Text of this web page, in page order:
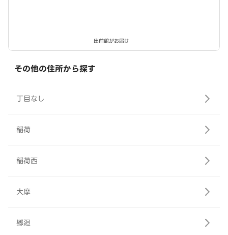
出前館がお届け
その他の住所から探す
丁目なし
稲荷
稲荷西
大摩
郷廻